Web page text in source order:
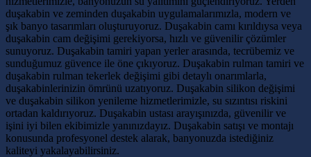
duşakabin ve zeminden duşakabin uygulamalarımızla, modern ve
şık banyo tasarımları oluşturuyoruz. Duşakabin camı kırıldıysa veya
duşakabin cam değişimi gerekiyorsa, hızlı ve güvenilir çözümler
sunuyoruz. Duşakabin tamiri yapan yerler arasında, tecrübemiz ve
sunduğumuz güvence ile öne çıkıyoruz. Duşakabin rulman tamiri ve
duşakabin rulman tekerlek değişimi gibi detaylı onarımlarla,
duşakabinlerinizin ömrünü uzatıyoruz. Duşakabin silikon değişimi
ve duşakabin silikon yenileme hizmetlerimizle, su sızıntısı riskini
ortadan kaldırıyoruz. Duşakabin ustası arayışınızda, güvenilir ve
işini iyi bilen ekibimizle yanınızdayız. Duşakabin satışı ve montajı
konusunda profesyonel destek alarak, banyonuzda istediğiniz
kaliteyi yakalayabilirsiniz.